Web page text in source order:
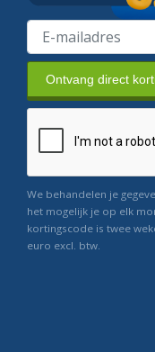
Ontvang direct
We behandelen je
het mogelijk je op elk
kortingscode is twee
euro excl. btw.